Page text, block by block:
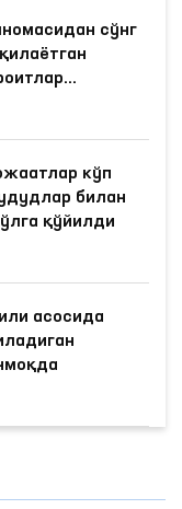
сўнг
кўп
билан
қўйилди
асосида